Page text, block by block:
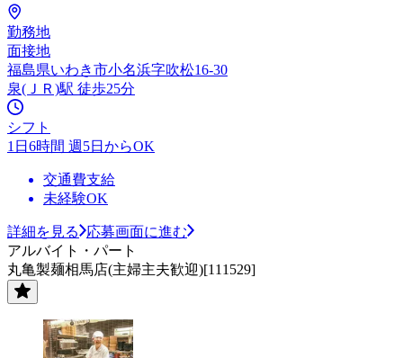
勤務地
面接地
福島県いわき市小名浜字吹松16-30
泉(ＪＲ)駅 徒歩25分
シフト
1日6時間 週5日からOK
交通費支給
未経験OK
詳細を見る
応募画面に進む
アルバイト・パート
丸亀製麺相馬店(主婦主夫歓迎)[111529]